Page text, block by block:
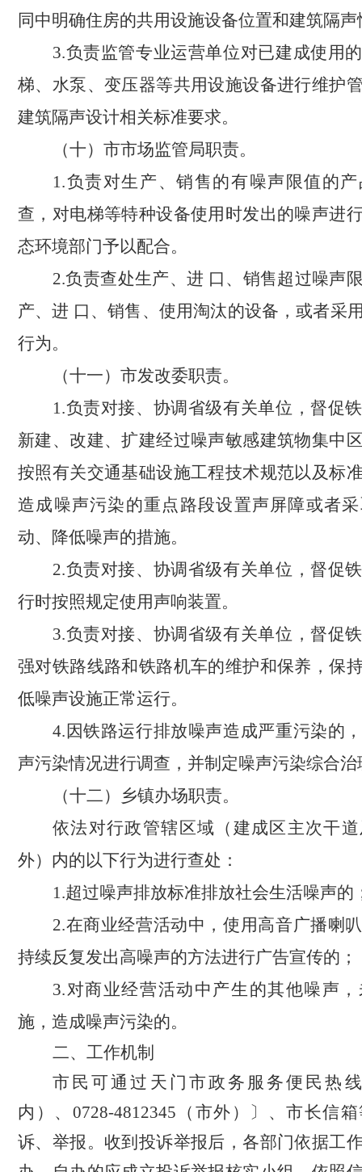
同中明确住房的共用设施设备位置和建筑隔声
3.负责监管专业运营单位对已建成使用
梯、水泵、变压器等共用设施设备进行维护
建筑隔声设计相关标准要求。
（十）市市场监管局职责。
1.负责对生产、销售的有噪声限值的
查，对电梯等特种设备使用时发出的噪声进
态环境部门予以配合。
2.负责查处生产、进 口、销售超过噪声
产、进 口、销售、使用淘汰的设备，或者采
行为。
（十一）市发改委职责。
1.负责对接、协调省级有关单位，督促
新建、改建、扩建经过噪声敏感建筑物集中
按照有关交通基础设施工程技术规范以及标
造成噪声污染的重点路段设置声屏障或者
动、降低噪声的措施。
2.负责对接、协调省级有关单位，督促
行时按照规定使用声响装置。
3.负责对接、协调省级有关单位，督促
强对铁路线路和铁路机车的维护和保养，保
低噪声设施正常运行。
4.因铁路运行排放噪声造成严重污染的
声污染情况进行调查，并制定噪声污染综合
（十二）乡镇办场职责。
依法对行政管辖区域（建成区主次干
外）内的以下行为进行查处：
1.超过噪声排放标准排放社会生活噪声的
2.在商业经营活动中，使用高音广播喇
持续反复发出高噪声的方法进行广告宣传的；
3.对商业经营活动中产生的其他噪声
施，造成噪声污染的。
二、工作机制
市民可通过天门市政务服务便民热
内）、0728-4812345（市外）〕、市长信
诉、举报。收到投诉举报后，各部门依据工